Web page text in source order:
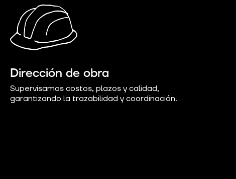
Dirección de obra
Supervisamos costos, plazos y calidad,
garantizando la trazabilidad y coordinación.